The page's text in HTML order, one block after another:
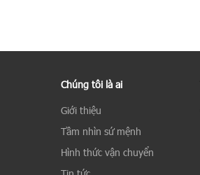
Chúng tôi là ai
Giới thiệu
Tầm nhìn sứ mệnh
Hình thức vận chuyển